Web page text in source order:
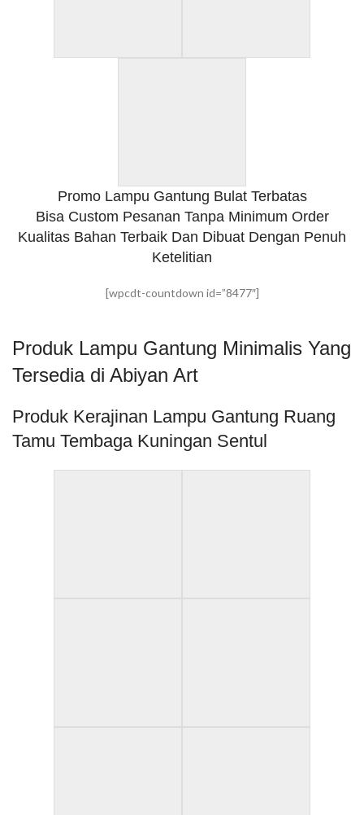
Promo Lampu Gantung Bulat Terbatas
Bisa Custom Pesanan Tanpa Minimum Order
Kualitas Bahan Terbaik Dan Dibuat Dengan Penuh
Ketelitian
[wpcdt-countdown id=”8477″]
Produk Lampu Gantung Minimalis Yang
Tersedia di Abiyan Art
Produk Kerajinan Lampu Gantung Ruang
Tamu Tembaga Kuningan Sentul